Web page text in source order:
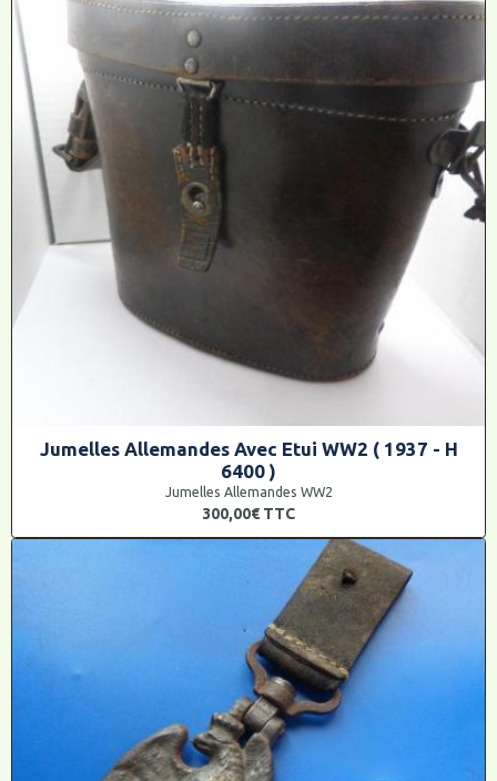
Jumelles Allemandes Avec Etui WW2 ( 1937 - H
6400 )
Jumelles Allemandes WW2
300,00€ TTC